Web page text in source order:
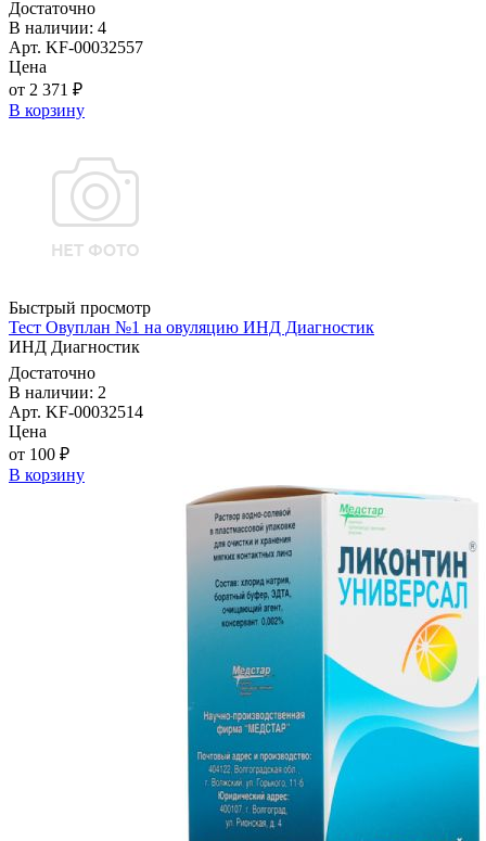
Достаточно
В наличии: 4
Арт. KF-00032557
Цена
от 2 371 ₽
В корзину
Быстрый просмотр
Тест Овуплан №1 на овуляцию ИНД Диагностик
ИНД Диагностик
Достаточно
В наличии: 2
Арт. KF-00032514
Цена
от 100 ₽
В корзину